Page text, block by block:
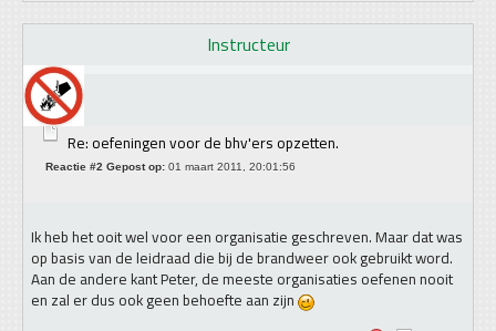
Instructeur
Re: oefeningen voor de bhv'ers opzetten.
Reactie #2 Gepost op: 01 maart 2011, 20:01:56
Ik heb het ooit wel voor een organisatie geschreven. Maar dat was
op basis van de leidraad die bij de brandweer ook gebruikt word.
Aan de andere kant Peter, de meeste organisaties oefenen nooit
en zal er dus ook geen behoefte aan zijn